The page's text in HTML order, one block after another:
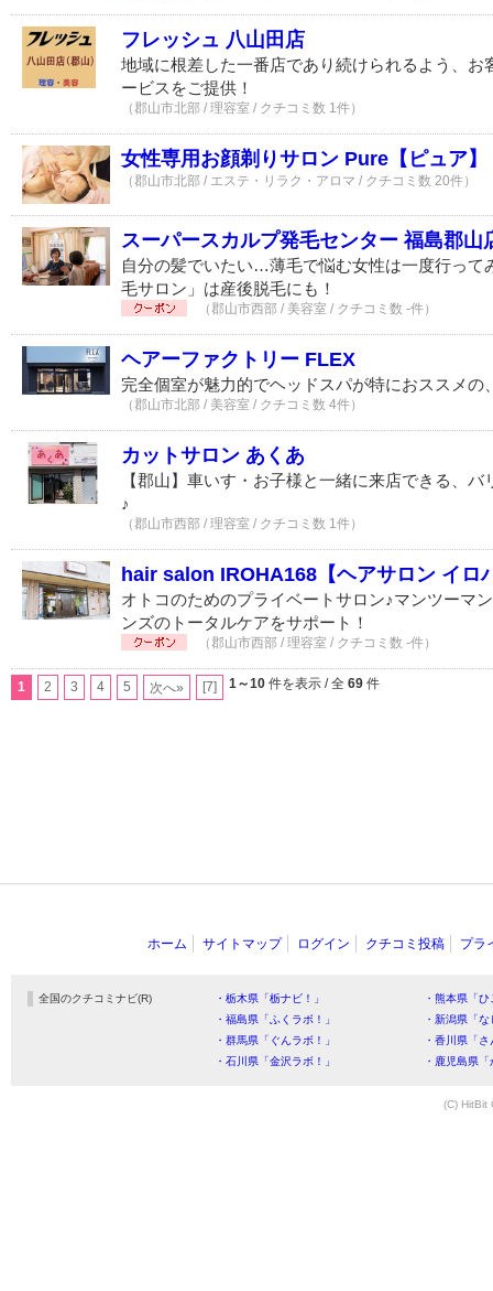
フレッシュ 八山田店
地域に根差した一番店であり続けられるよう、お
ービスをご提供！
（郡山市北部 / 理容室 / クチコミ数 1件）
女性専用お顔剃りサロン Pure【ピュア】
（郡山市北部 / エステ・リラク・アロマ / クチコミ数 20件）
スーパースカルプ発毛センター 福島郡山
自分の髪でいたい…薄毛で悩む女性は一度行って
毛サロン」は産後脱毛にも！
（郡山市西部 / 美容室 / クチコミ数 -件）
ヘアーファクトリー FLEX
完全個室が魅力的でヘッドスパが特におススメの
（郡山市北部 / 美容室 / クチコミ数 4件）
カットサロン あくあ
【郡山】車いす・お子様と一緒に来店できる、
♪
（郡山市西部 / 理容室 / クチコミ数 1件）
hair salon IROHA168【ヘアサロン イロ
オトコのためのプライベートサロン♪マンツーマ
ンズのトータルケアをサポート！
（郡山市西部 / 理容室 / クチコミ数 -件）
1 2 3 4 5 次へ» [7] 1～10 件を表示 / 全 69 件
ホーム サイトマップ ログイン クチコミ投稿 プラ
全国のクチコミナビ(R) ・栃木県「栃ナビ！」
・熊本県「
・福島県「ふくラボ！」
・新潟県「
・群馬県「ぐんラボ！」
・香川県「
・石川県「金沢ラボ！」
・鹿児島県
(C) HitBit